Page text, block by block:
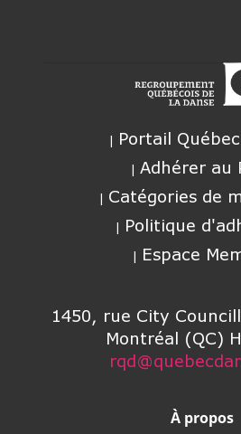
Portail
Adhérer au
Catégories de
Politique
Espace
1450, rue City
Montréal (QC)
À propos